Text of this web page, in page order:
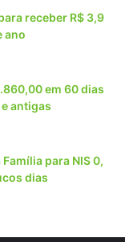
receber R$ 3,9
ano
em 60 dias
antigas
para NIS 0,
dias